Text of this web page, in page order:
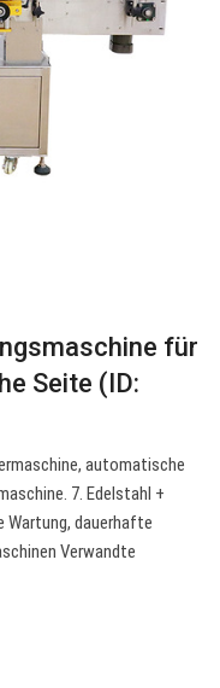
für
Seite (ID:
automatische
7. Edelstahl +
dauerhafte
Verwandte